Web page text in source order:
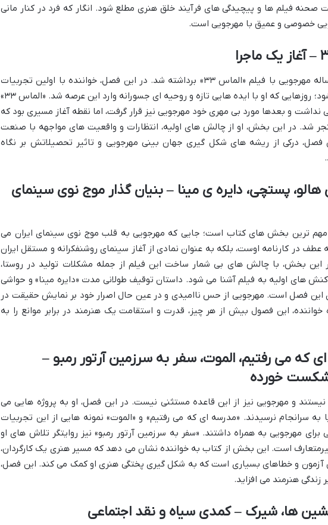
صحنه فیلم ها و پیچیدگی های فرآیند خلق هنری مطلع شود. انگار که فرد در کنار مانی
خصوصی و عمیق با مهرجویی است.
اولین قدم در کارنامه چهل ساله مهرجویی با فیلم «الماس ۳۳» برداشته شد. در این فصل، خواننده با اولین تجربیات
مهرجویی در سینما آشنا می شود؛ روزهایی که او با ایده هایی تازه و روحیه ای جسورانه وارد این عرصه شد. «الماس ۳۳»
نداشت و بعدها مورد بی مهری خود مهرجویی نیز قرار گرفت، اما نقطه آغاز مسیری بود که
شد. در این بخش، او از چالش های اولیه، انتظارات و واقعیت های مواجهه با صنعت
فصل، درکی از ریشه های شکل گیری جهان بینی مهرجویی و تاثیر تحصیلاتش بر نگاه
پستچی، دایره ی مینا – بنیان گذار موج نوی سینمای
ترین بخش های کتاب است؛ جایی که مهرجویی به قلب موج نوی سینمای ایران می
عطف در کارنامه اوست، بلکه به عنوان نمادی از آغاز سینمای روشنفکرانه و مستقل ایران
این بخش، با چالش های بی شمار ساخت این فیلم از جمله مشکلات تولید در روستا،
های اولیه به فیلم آشنا می شود. داستان توقیف طولانی مدت «دایره مینا» و حواشی
این فصل است. مهرجویی از حس ناامیدی و در عین حال اصرار خود بر نمایش حقیقت در
خواننده، این فصول بیش از هر چیز، قدرت و استقامت یک هنرمند در برابر موانع را به
می رفتیم، الموت، سفر به سرزمین آرتور رمبو –
شکست خورده
و مهرجویی نیز از این قاعده مستثنی نیست. در این فصل، او به پروژه هایی می
به سرانجام نرسیدند. «مدرسه ای که می رفتیم» و «الموت» نمونه هایی از این تجربیات
مهرجویی به همراه داشتند. «سفر به سرزمین آرتور رمبو» نیز روایتگر تلاش های او
است. این بخش از کتاب به خواننده نشان می دهد که مسیر هنری یک کارگردان،
و خطاهای بسیاری است که به شکل گیری پختگی هنری او کمک می کند. این فصل،
زندگی هنرمند می افزاید.
ها، شیرک – کمدی سیاه و نقد اجتماعی